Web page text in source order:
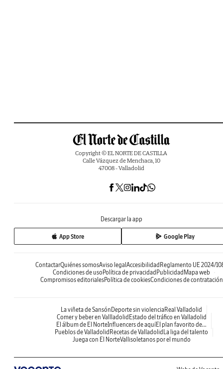
Copyright © EL NORTE DE CASTILLA
Calle Vázquez de Menchaca, 10
47008 - Valladolid
Descargar la app
App Store Google Play
ContactarQuiénes somosAviso legal Accesibilidad Reglamento UE 2024/
Condiciones de uso Política de privacidad Publicidad Mapa web
Compromisos editorialesPolítica de cookiesCondiciones de contratación
La viñeta de Sansón Deporte sin violencia Real Valladolid
Comer y beber en Vallladolid Estado del tráfico en Valladolid
El álbum de El NorteInfluencers de aquíEl plan favorito de...
Pueblos de Valladolid Recetas de Valladolid La liga del talento
Juega con El NorteVallisoletanos por el mundo